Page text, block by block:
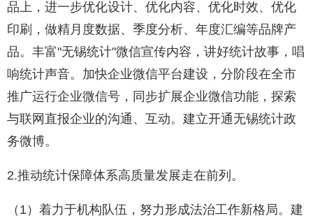
品上，进一步优化设计、优化内容、优化时效、优化
印刷，做精月度数据、季度分析、年度汇编等品牌产
品。丰富"无锡统计"微信宣传内容，讲好统计故事，唱
响统计声音。加快企业微信平台建设，分阶段在全市
推广运行企业微信号，同步扩展企业微信功能，探索
与联网直报企业的沟通、互动。建立开通无锡统计政
务微博。
2.推动统计保障体系高质量发展走在前列。
（1）着力于机构队伍，努力形成法治工作新格局。建